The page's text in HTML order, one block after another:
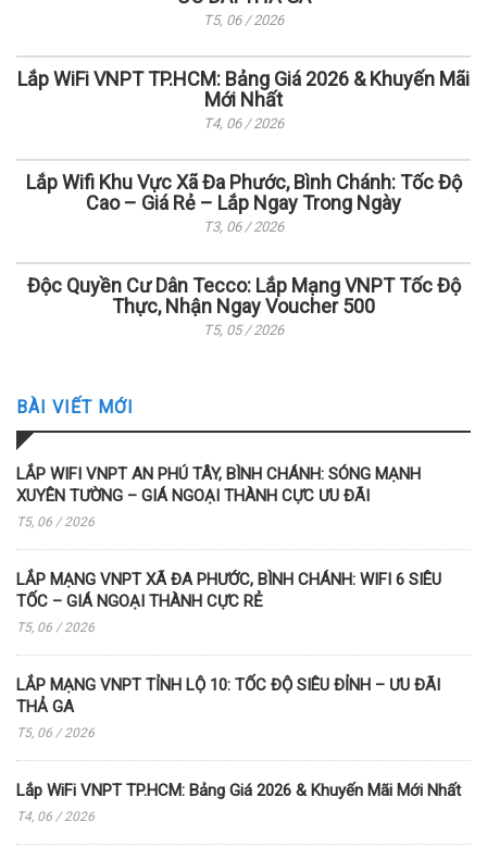
T5, 06 / 2026
Lắp WiFi VNPT TP.HCM: Bảng Giá 2026 & Khuyến Mãi
Mới Nhất
T4, 06 / 2026
Lắp Wifi Khu Vực Xã Đa Phước, Bình Chánh: Tốc Độ
Cao – Giá Rẻ – Lắp Ngay Trong Ngày
T3, 06 / 2026
Độc Quyền Cư Dân Tecco: Lắp Mạng VNPT Tốc Độ
Thực, Nhận Ngay Voucher 500
T5, 05 / 2026
BÀI VIẾT MỚI
LẮP WIFI VNPT AN PHÚ TÂY, BÌNH CHÁNH: SÓNG MẠNH
XUYÊN TƯỜNG – GIÁ NGOẠI THÀNH CỰC ƯU ĐÃI
T5, 06 / 2026
LẮP MẠNG VNPT XÃ ĐA PHƯỚC, BÌNH CHÁNH: WIFI 6 SIÊU
TỐC – GIÁ NGOẠI THÀNH CỰC RẺ
T5, 06 / 2026
LẮP MẠNG VNPT TỈNH LỘ 10: TỐC ĐỘ SIÊU ĐỈNH – ƯU ĐÃI
THẢ GA
T5, 06 / 2026
Lắp WiFi VNPT TP.HCM: Bảng Giá 2026 & Khuyến Mãi Mới Nhất
T4, 06 / 2026